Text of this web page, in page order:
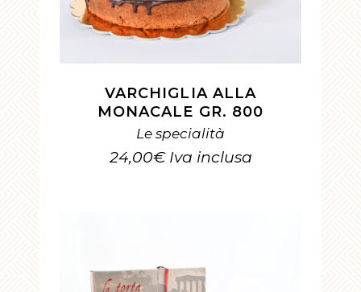
VARCHIGLIA ALLA
MONACALE GR. 800
Le specialità
24,00€ Iva inclusa